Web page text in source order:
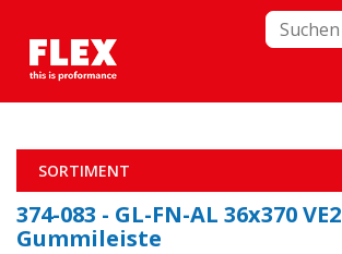
SORTIMENT
374-083 - GL-FN-AL 36x370 VE2
Gummileiste